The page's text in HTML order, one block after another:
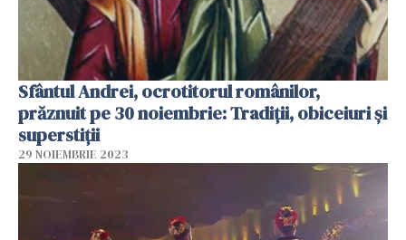
Sfântul Andrei, ocrotitorul românilor,
prăznuit pe 30 noiembrie: Tradiţii, obiceiuri și
superstiţii
29 NOIEMBRIE 2023